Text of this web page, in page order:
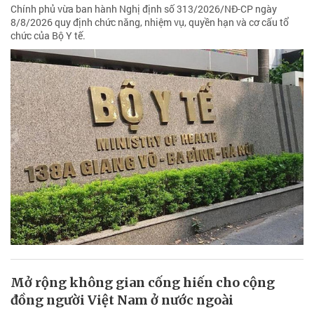
Chính phủ vừa ban hành Nghị định số 313/2026/NĐ-CP ngày
8/8/2026 quy định chức năng, nhiệm vụ, quyền hạn và cơ cấu tổ
chức của Bộ Y tế.
Mở rộng không gian cống hiến cho cộng
đồng người Việt Nam ở nước ngoài